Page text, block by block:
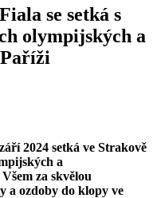
se setká s
olympijských a
2024 setká ve Strakově
a
za skvělou
a ozdoby do klopy ve